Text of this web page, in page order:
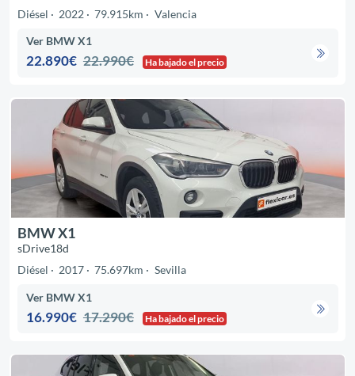
Diésel
2022 79.915km Valencia
Ver BMW X1
22.890€ 22.990€ Ha bajado el precio
BMW X1
sDrive18d
Diésel
2017 75.697km Sevilla
Ver BMW X1
16.990€ 17.290€ Ha bajado el precio